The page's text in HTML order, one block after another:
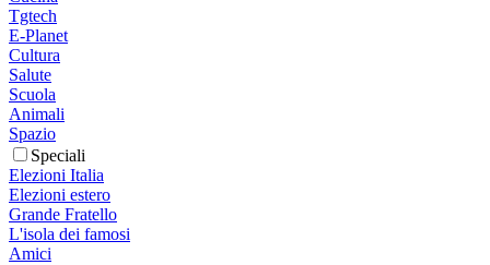
Tgtech
E-Planet
Cultura
Salute
Scuola
Animali
Spazio
Speciali
Elezioni Italia
Elezioni estero
Grande Fratello
L'isola dei famosi
Amici